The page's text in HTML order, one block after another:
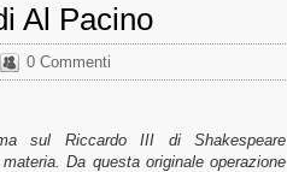
Al Pacino
0 Commenti
sul Riccardo III di Shakespeare
Da questa originale operazione